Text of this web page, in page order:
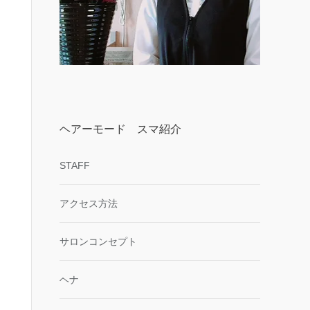
ヘアーモード スマ紹介
STAFF
アクセス方法
サロンコンセプト
ヘナ